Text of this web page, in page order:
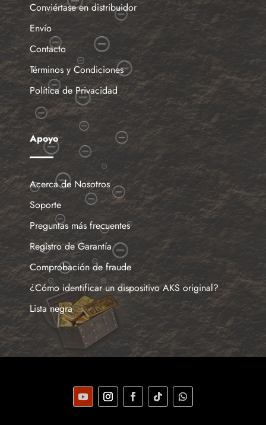
Conviértase en distribuidor
Envío
Contacto
Términos y Condiciones
Política de Privacidad
Apoyo
Acerca de Nosotros
Soporte
Preguntas más frecuentes
Registro de Garantía
Comprobación de fraude
¿Cómo identificar un dispositivo AKS original?
Lista negra